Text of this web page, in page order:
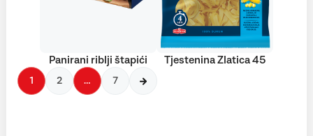
Panirani riblji štapići Tjestenina Zlatica 45
1 2 … 7